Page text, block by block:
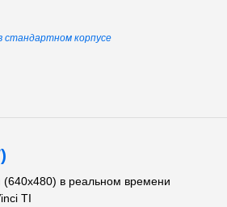
стандартном корпусе
в реальном времени
TI